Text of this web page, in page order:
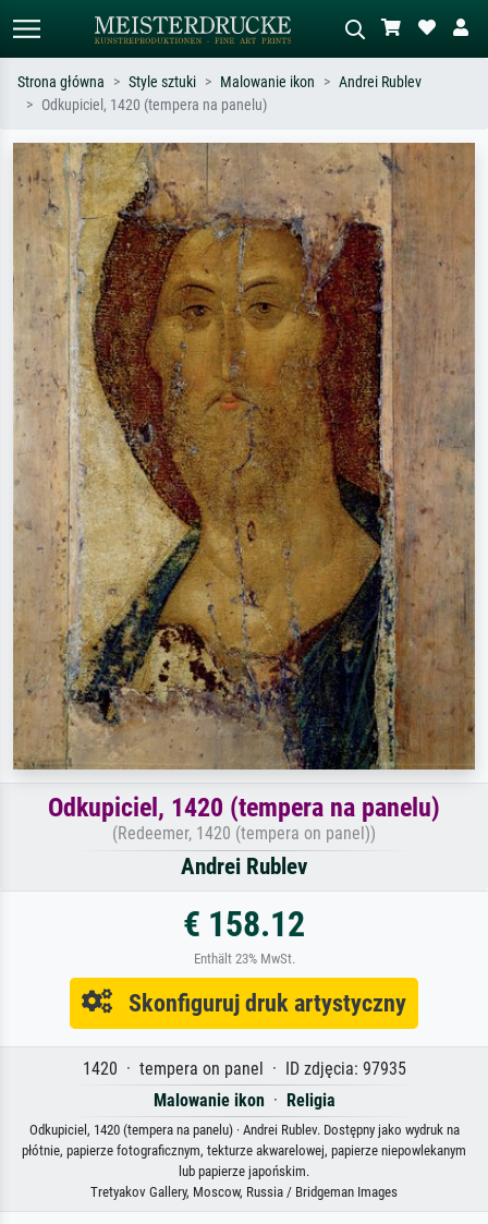
Szukaj wg artysty, tytułu lub stylu – np.
Monet, Gwiaździsta noc,
impresjonizm, fala Hokusaia, akt.
Opisz scenę – np. zielona łąka,
abstrakcja z czerwienią, ciemny olej,
stojący akt obok drzewa.
Strona główna Style sztuki Malowanie ikon
Andrei Rublev
Odkupiciel, 1420 (tempera na panelu)
Odkupiciel, 1420 (tempera na panelu)
(Redeemer, 1420 (tempera on panel))
Andrei Rublev
€ 158.12
Enthält 23% MwSt.
Skonfiguruj druk artystyczny
1420 · tempera on panel · ID zdjęcia: 97935
Malowanie ikon · Religia
Odkupiciel, 1420 (tempera na panelu) · Andrei Rublev. Dostępny jako wydruk na
płótnie, papierze fotograficznym, tekturze akwarelowej, papierze niepowlekanym
lub papierze japońskim.
Tretyakov Gallery, Moscow, Russia / Bridgeman Images